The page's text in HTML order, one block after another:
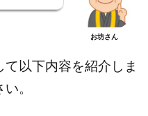
お坊さん
以下内容を紹介しま
。